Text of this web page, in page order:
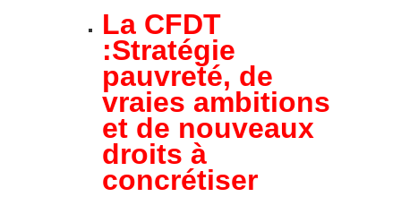
La CFDT
:Stratégie
pauvreté, de
vraies ambitions
et de nouveaux
droits à
concrétiser